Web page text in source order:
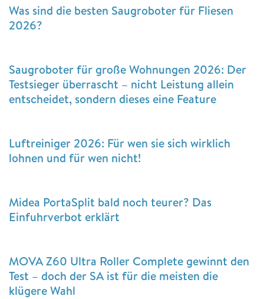
Was sind die besten Saugroboter für Fliesen
2026?
Saugroboter für große Wohnungen 2026: Der
Testsieger überrascht – nicht Leistung allein
entscheidet, sondern dieses eine Feature
Luftreiniger 2026: Für wen sie sich wirklich
lohnen und für wen nicht!
Midea PortaSplit bald noch teurer? Das
Einfuhrverbot erklärt
MOVA Z60 Ultra Roller Complete gewinnt den
Test – doch der SA ist für die meisten die
klügere Wahl